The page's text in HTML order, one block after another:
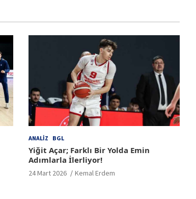
ANALIZ BGL
Yiğit Açar; Farklı Bir Yolda Emin
Adımlarla İlerliyor!
24 Mart 2026 Kemal Erdem